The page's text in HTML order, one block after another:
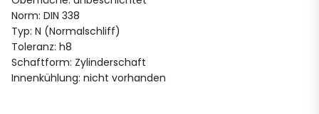
Norm: DIN 338
Typ: N (Normalschliff)
Toleranz: h8
Schaftform: Zylinderschaft
Innenkühlung: nicht vorhanden